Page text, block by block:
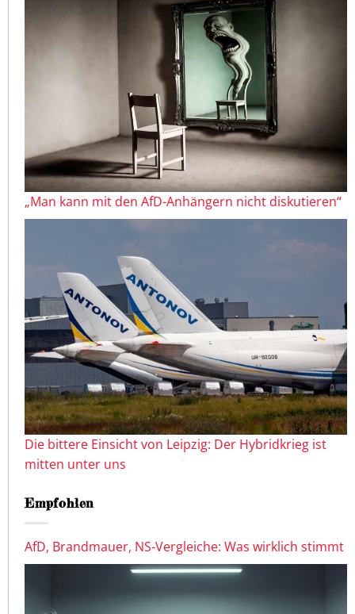
„Man kann mit den AfD-Anhängern nicht diskutieren“
Die bittere Einsicht von Leipzig: Der Hybridkrieg ist
mitten unter uns
Empfohlen
AfD, Brandmauer, NS-Vergleiche: Was wirklich stimmt